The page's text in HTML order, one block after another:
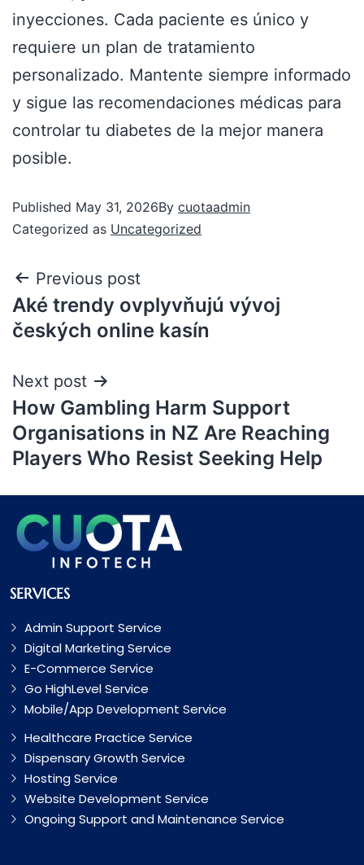
inyecciones. Cada paciente es único y
requiere un plan de tratamiento
personalizado. Mantente siempre informado
y sigue las recomendaciones médicas para
controlar tu diabetes de la mejor manera
posible.
Published May 31, 2026By cuotaadmin
Categorized as Uncategorized
Previous post
Aké trendy ovplyvňujú vývoj
českých online kasín
Next post
How Gambling Harm Support
Organisations in NZ Are Reaching
Players Who Resist Seeking Help
SERVICES
Admin Support Service
Digital Marketing Service
E-Commerce Service
Go HighLevel Service
Mobile/App Development Service
Healthcare Practice Service
Dispensary Growth Service
Hosting Service
Website Development Service
Ongoing Support and Maintenance Service